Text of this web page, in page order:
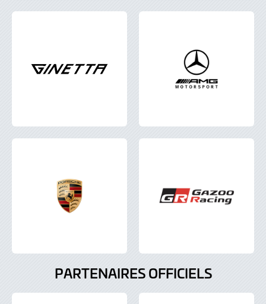
PARTENAIRES OFFICIELS